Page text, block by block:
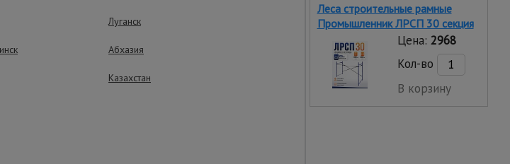
работа
Леса строительные рамные
Промышленник ЛРСП 30 секция
Цена: 2968
Кол-во
В корзину
Луганск
Абхазия
Казахстан